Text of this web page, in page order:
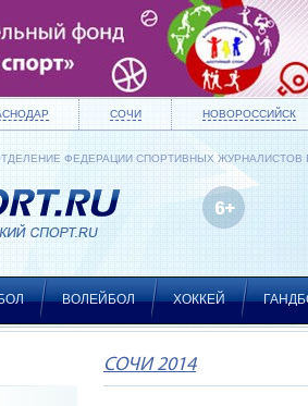
СОЧИ НОВОРОССИЙСК
ФЕДЕРАЦИИ СПОРТИВНЫХ ЖУРНАЛИСТОВ
ВОЛЕЙБОЛ ХОККЕЙ
СОЧИ 2014